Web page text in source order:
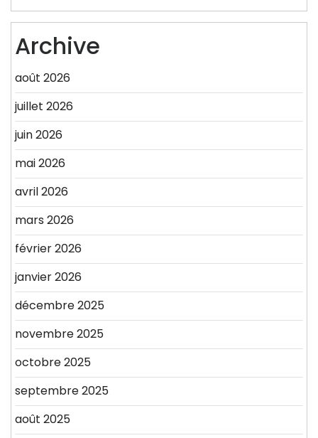
Archive
août 2026
juillet 2026
juin 2026
mai 2026
avril 2026
mars 2026
février 2026
janvier 2026
décembre 2025
novembre 2025
octobre 2025
septembre 2025
août 2025